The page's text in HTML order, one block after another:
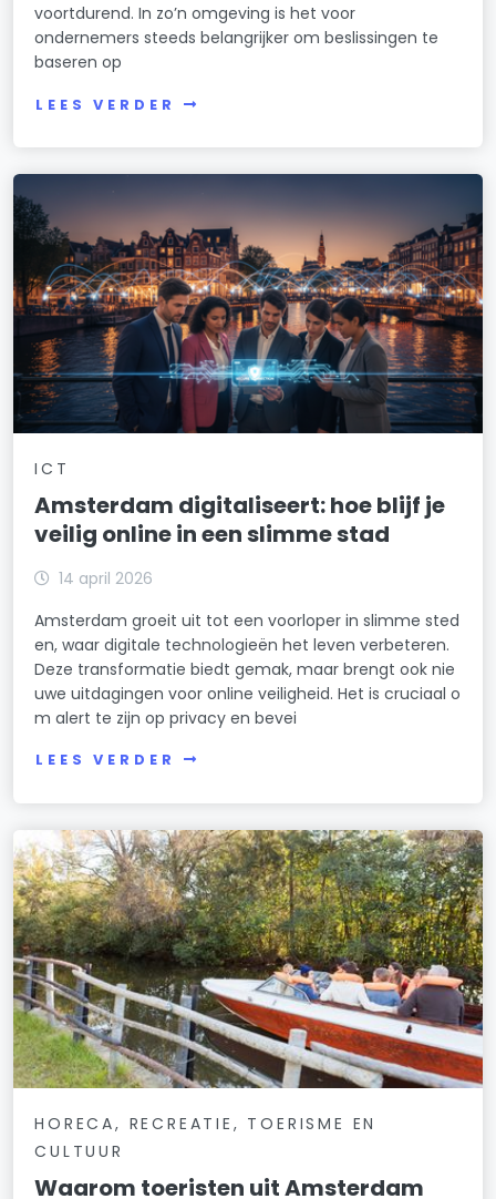
voortdurend. In zo’n omgeving is het voor
ondernemers steeds belangrijker om beslissingen te
baseren op
LEES VERDER
ICT
Amsterdam digitaliseert: hoe blijf je
veilig online in een slimme stad
14 april 2026
Amsterdam groeit uit tot een voorloper in slimme sted
en, waar digitale technologieën het leven verbeteren.
Deze transformatie biedt gemak, maar brengt ook nie
uwe uitdagingen voor online veiligheid. Het is cruciaal o
m alert te zijn op privacy en bevei
LEES VERDER
HORECA, RECREATIE, TOERISME EN
CULTUUR
Waarom toeristen uit Amsterdam